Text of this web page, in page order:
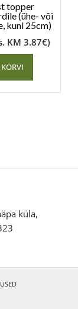
topper
(ühe- või
kuni 25cm)
KM3.87€)
küla,